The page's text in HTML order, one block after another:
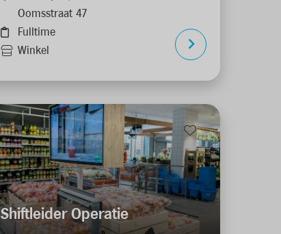
Oomsstraat 47
Fulltime
Winkel
Shiftleider Operatie